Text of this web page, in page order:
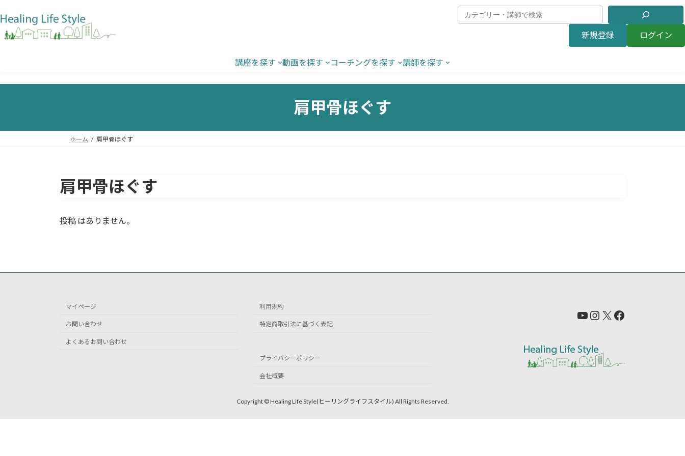
新規登録 ログイン
講座を探す 動画を探す コーチングを探す 講師を探す
肩甲骨ほぐす
ホーム 肩甲骨ほぐす
肩甲骨ほぐす
投稿 はありません。
マイページ
お問い合わせ
よくあるお問い合わせ
利用規約
特定商取引法に基づく表記
プライバシーポリシー
会社概要
Copyright © Healing Life Style(ヒーリングライフスタイル) All Rights Reserved.